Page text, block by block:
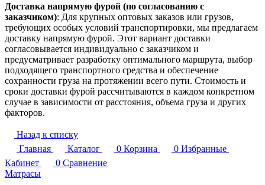
Доставка напрямую фурой (по согласованию с
заказчиком): Для крупных оптовых заказов или грузов,
требующих особых условий транспортировки, мы предлагаем
доставку напрямую фурой. Этот вариант доставки
согласовывается индивидуально с заказчиком и
предусматривает разработку оптимального маршрута, выбор
подходящего транспортного средства и обеспечение
сохранности груза на протяжении всего пути. Стоимость и
сроки доставки фурой рассчитываются в каждом конкретном
случае в зависимости от расстояния, объема груза и других
факторов.
Назад к списку
Главная
Каталог 0 Корзина 0 Избранные
Кабинет
0 Сравнение
Матрасы